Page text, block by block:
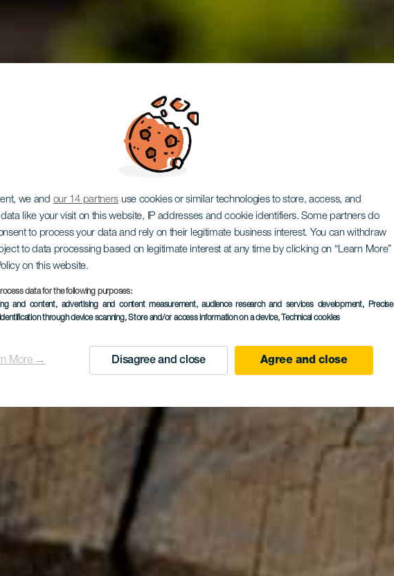
we and our 14 partners use cookies or similar technologies to store, access, and
like your visit on this website, IP addresses and cookie identifiers. Some partners do
to process your data and rely on their legitimate business interest. You can withdraw
to data processing based on legitimate interest at any time by clicking on “Learn More”
on this website.
data for the following purposes:
and content, advertising and content measurement, audience research and services development, Precise
through device scanning, Store and/or access information on a device, Technical cookies
More → Disagree and close Agree and close